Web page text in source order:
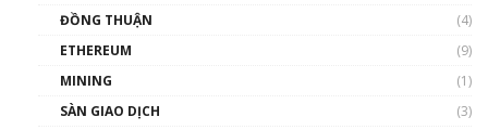
Phổ cập Blockchain
thống & Crypto qua các cuộc chiến | Phổ cập
ĐỒNG THUẬN
(4)
ETHEREUM
(9)
MINING
(1)
SÀN GIAO DỊCH
(3)